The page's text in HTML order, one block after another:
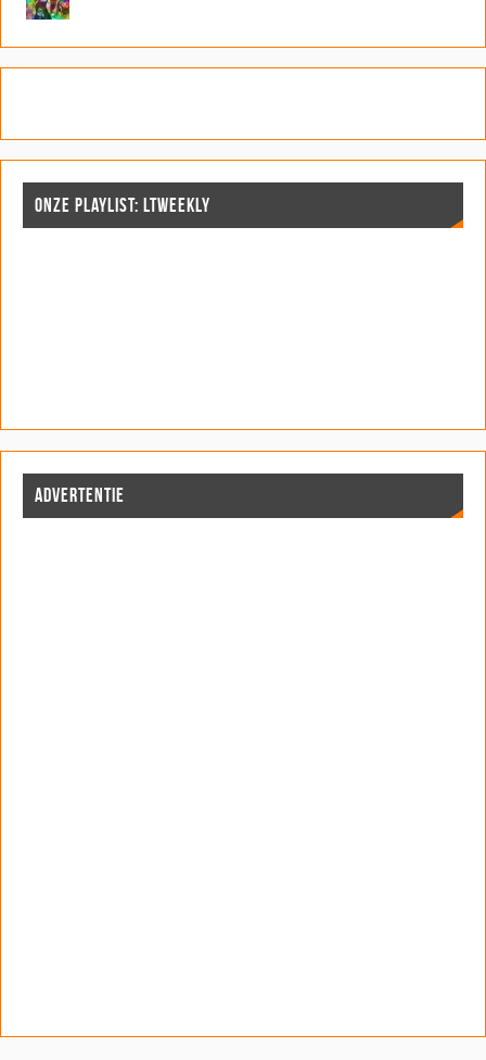
ONZE PLAYLIST: LTWEEKLY
ADVERTENTIE